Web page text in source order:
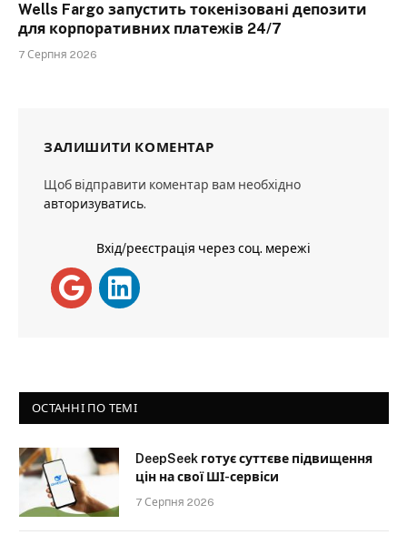
Wells Fargo запустить токенізовані депозити
для корпоративних платежів 24/7
7 Серпня 2026
ЗАЛИШИТИ КОМЕНТАР
Щоб відправити коментар вам необхідно
авторизуватись.
Вхід/реєстрація через соц. мережі
ОСТАННІ ПО ТЕМІ
DeepSeek готує суттєве підвищення
цін на свої ШІ-сервіси
7 Серпня 2026